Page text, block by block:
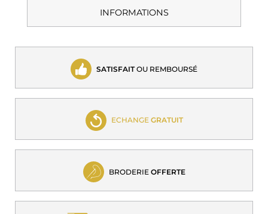
INFORMATIONS
SATISFAITOU REMBOURSÉ
ECHANGE GRATUIT
BRODERIE OFFERTE